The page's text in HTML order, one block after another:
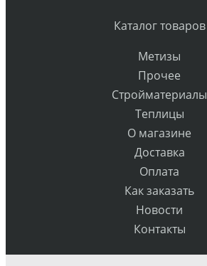
Каталог товаров
Метизы
Прочее
Стройматериалы
Теплицы
О магазине
Доставка
Оплата
Как заказать
Новости
Контакты